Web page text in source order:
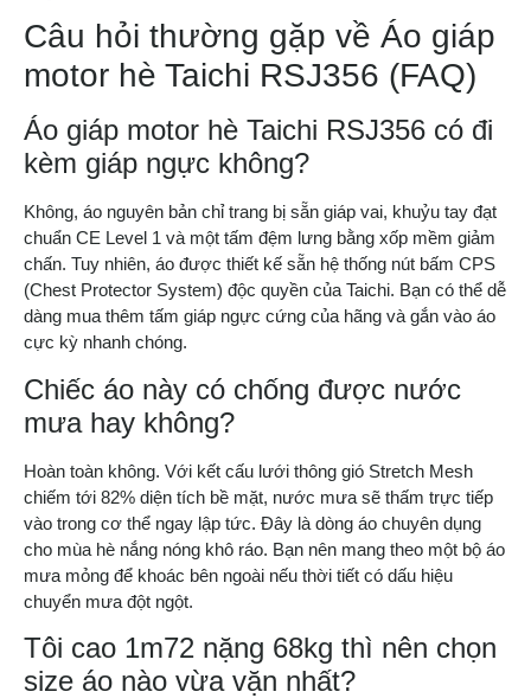
Câu hỏi thường gặp về Áo giáp
motor hè Taichi RSJ356 (FAQ)
Áo giáp motor hè Taichi RSJ356 có đi
kèm giáp ngực không?
Không, áo nguyên bản chỉ trang bị sẵn giáp vai, khuỷu tay đạt
chuẩn CE Level 1 và một tấm đệm lưng bằng xốp mềm giảm
chấn. Tuy nhiên, áo được thiết kế sẵn hệ thống nút bấm CPS
(Chest Protector System) độc quyền của Taichi. Bạn có thể dễ
dàng mua thêm tấm giáp ngực cứng của hãng và gắn vào áo
cực kỳ nhanh chóng.
Chiếc áo này có chống được nước
mưa hay không?
Hoàn toàn không. Với kết cấu lưới thông gió Stretch Mesh
chiếm tới 82% diện tích bề mặt, nước mưa sẽ thấm trực tiếp
vào trong cơ thể ngay lập tức. Đây là dòng áo chuyên dụng
cho mùa hè nắng nóng khô ráo. Bạn nên mang theo một bộ áo
mưa mỏng để khoác bên ngoài nếu thời tiết có dấu hiệu
chuyển mưa đột ngột.
Tôi cao 1m72 nặng 68kg thì nên chọn
size áo nào vừa vặn nhất?